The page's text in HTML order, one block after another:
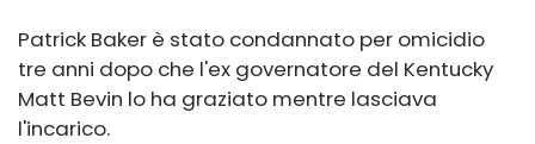
Patrick Baker è stato condannato per omicidio
tre anni dopo che l'ex governatore del Kentucky
Matt Bevin lo ha graziato mentre lasciava
l'incarico.